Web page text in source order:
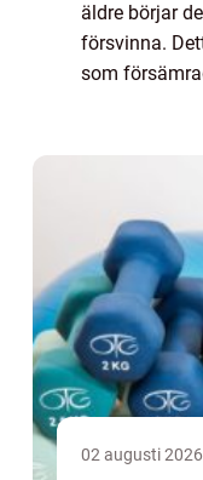
äldre börjar
försvinna.
som
02 augusti 2026